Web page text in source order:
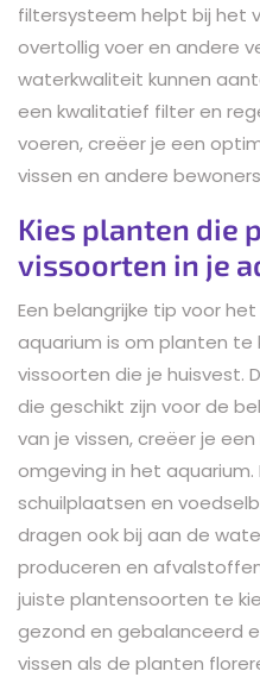
filtersysteem helpt bij het
overtollig voer en andere
waterkwaliteit kunnen
een kwalitatief filter en
voeren, creëer je een
vissen en andere
Kies planten die
vissoorten in je
Een belangrijke tip voor
aquarium is om planten te
vissoorten die je huisvest.
die geschikt zijn voor de
van je vissen, creëer je
omgeving in het
schuilplaatsen en
dragen ook bij aan de
produceren en
juiste plantensoorten te
gezond en gebalanceerd
vissen als de planten